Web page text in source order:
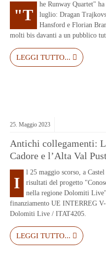
"T
he Runway Quartet"
luglio: Dragan
Hansford e Florian
molti bis davanti a un pubblico
LEGGI TUTTO...
25. Maggio 2023
Antichi collegamenti:
Cadore e l’Alta Val
I
l 25 maggio scorso, a
risultati del progetto
nella regione Dolomiti
finanziamento UE INTERREG
Dolomiti Live / ITAT4205.
LEGGI TUTTO...